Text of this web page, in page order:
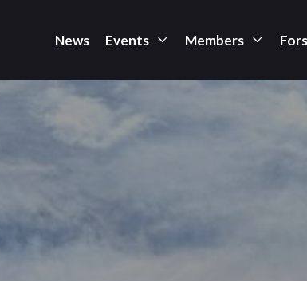
News Events Members